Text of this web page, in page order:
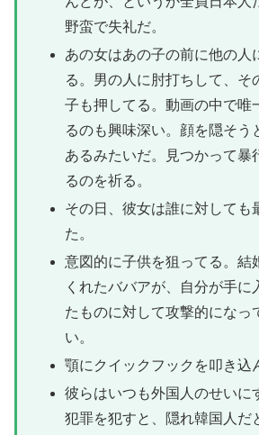
野蛮で失礼だ。
あの女はあの子の前に他の人
る。男の人に肘打ちして、そ
子も押してる。動画の中で唯
るのも興味深い。顔を隠そう
あるみたいだ。見つかって暴
るのを祈る。
その日、彼女は誰に対しても
た。
意図的に子供を狙ってる。結
くれたババアが、自分が手に
たものに対して攻撃的になっ
い。
顎にクイックフックを叩き込
彼らはいつも外国人のせいに
犯罪を犯すと、隠れ韓国人だ